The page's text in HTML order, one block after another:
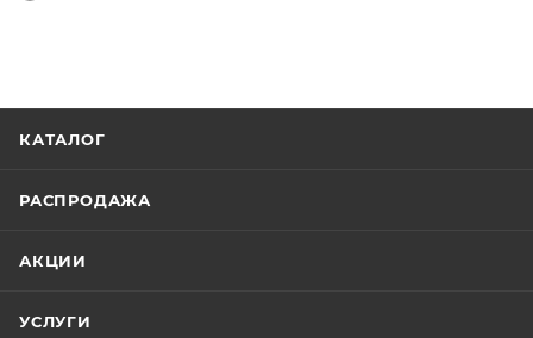
КАТАЛОГ
РАСПРОДАЖА
АКЦИИ
УСЛУГИ